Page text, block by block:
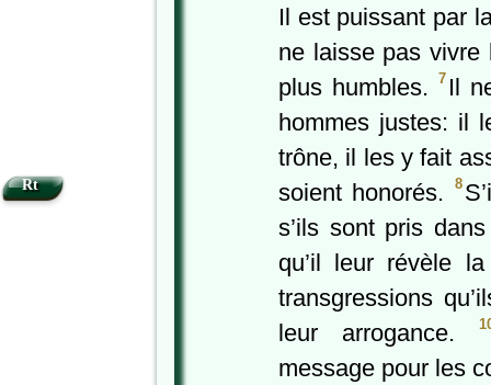
Il est puissant par
ne laisse pas
plus humbles.
7 Il
hommes justes: il
trône, il les y fait
soient honorés.
8
s’ils sont pris
qu’il leur révèle
transgressions
leur arrogance.
message pour les
Rt